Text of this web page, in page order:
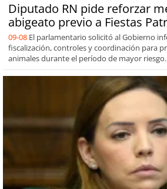
Diputado RN pide reforzar
abigeato previo a Fiestas
09-08 El parlamentario solicitó al Gobierno
fiscalización, controles y coordinación para
animales durante el período de mayor riesgo.